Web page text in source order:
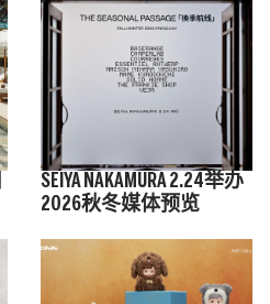
SEIYA NAKAMURA 2.24举办
2026秋冬媒体预览